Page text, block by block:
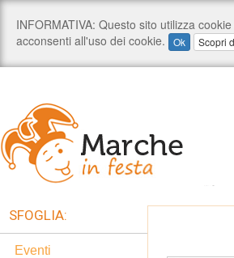
SFOGLIA:
Eventi